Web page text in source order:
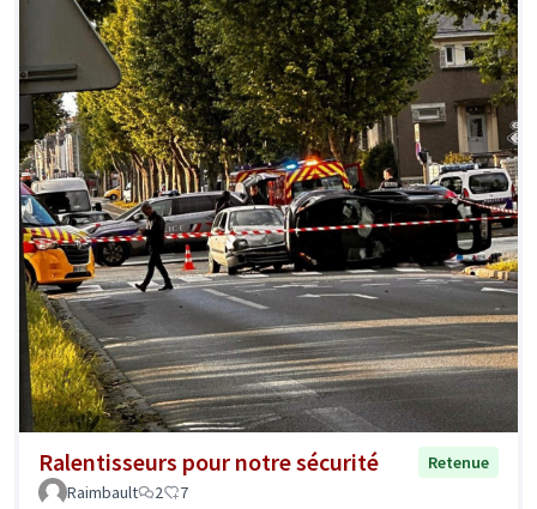
Ralentisseurs pour notre sécurité
Retenue
Raimbault
2 7